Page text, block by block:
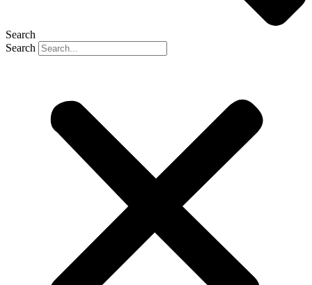
Search
Search